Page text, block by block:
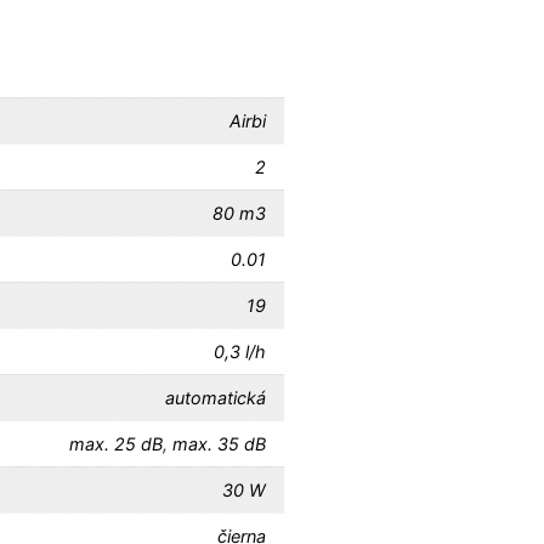
Airbi
2
80 m3
0.01
19
0,3 l/h
automatická
max. 25 dB, max. 35 dB
30 W
čierna